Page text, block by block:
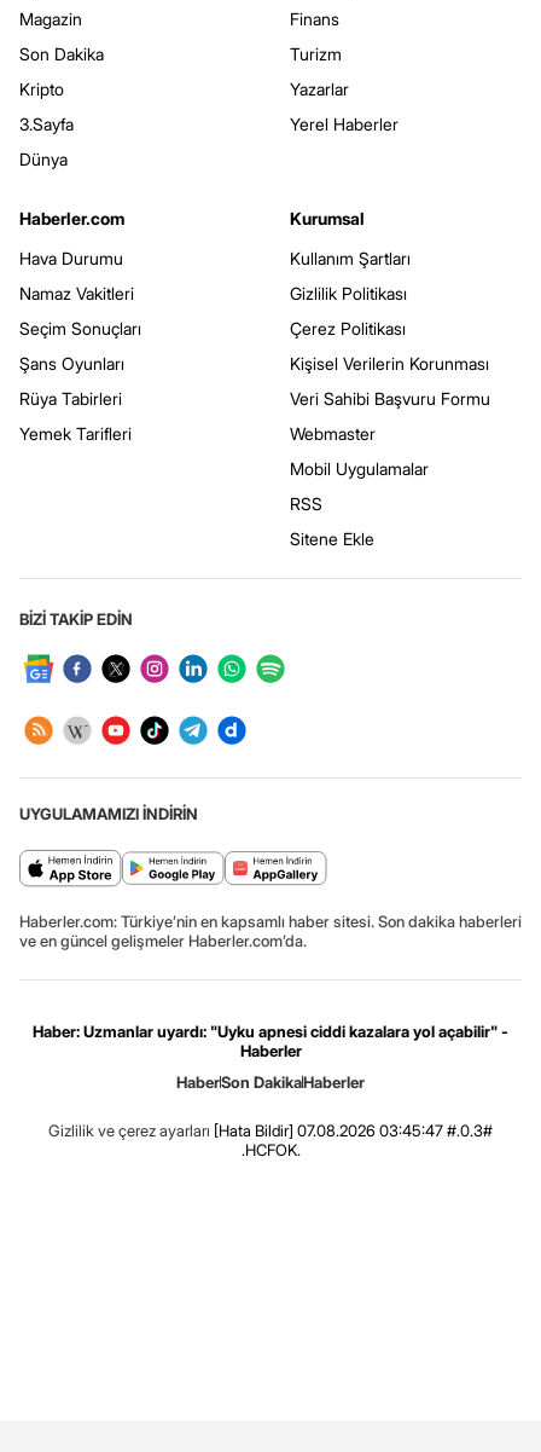
Magazin
Son Dakika
Kripto
3.Sayfa
Dünya
Finans
Turizm
Yazarlar
Yerel Haberler
Haberler.com
Hava Durumu
Namaz Vakitleri
Seçim Sonuçları
Şans Oyunları
Rüya Tabirleri
Yemek Tarifleri
Kurumsal
Kullanım Şartları
Gizlilik Politikası
Çerez Politikası
Kişisel Verilerin Korunması
Veri Sahibi Başvuru Formu
Webmaster
Mobil Uygulamalar
RSS
Sitene Ekle
BİZİ TAKİP EDİN
UYGULAMAMIZI İNDİRİN
Haberler.com: Türkiye’nin en kapsamlı haber sitesi. Son dakika haberleri
ve en güncel gelişmeler Haberler.com’da.
Haber: Uzmanlar uyardı: "Uyku apnesi ciddi kazalara yol açabilir" -
Haberler
HaberSon DakikaHaberler
Gizlilik ve çerez ayarları [Hata Bildir] 07.08.2026 03:45:47 #.0.3#
.HCFOK.